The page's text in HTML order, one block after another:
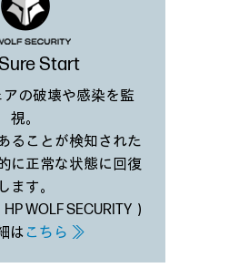
Start
の破壊や感染を監
視。
ることが検知された
に正常な状態に回復
します。
WOLF SECURITY）
はこちら ≫